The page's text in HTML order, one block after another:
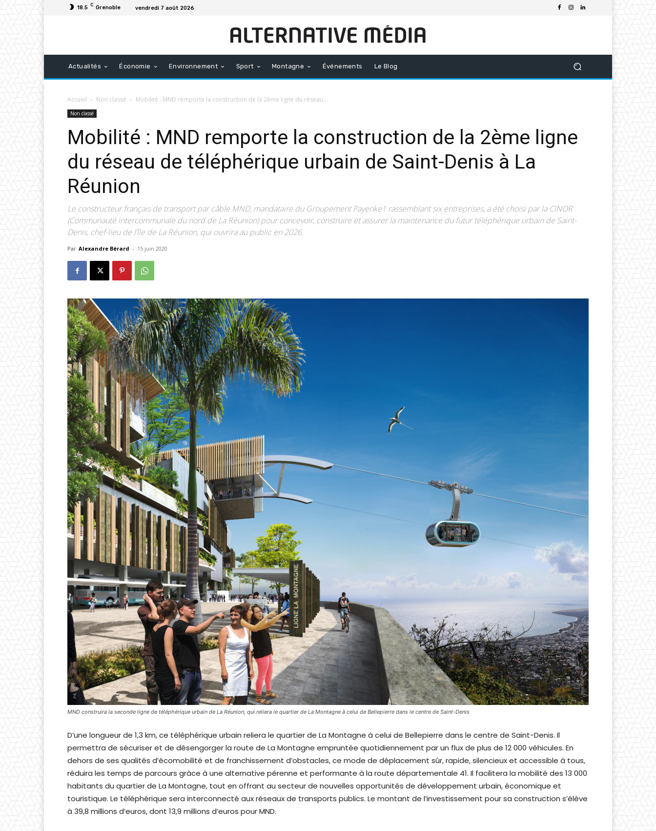
18.5 C Grenoble vendredi 7 août 2026
Actualités Économie Environnement Sport Montagne Événements Le Blog
Accueil Non classé Mobilité : MND remporte la construction de la 2ème ligne du réseau...
Non classé
Mobilité : MND remporte la construction de la 2ème ligne
du réseau de téléphérique urbain de Saint-Denis à La
Réunion
Le constructeur français de transport par câble MND, mandataire du Groupement Payenke1 rassemblant six entreprises, a été choisi par la CINOR
(Communauté intercommunale du nord de La Réunion) pour concevoir, construire et assurer la maintenance du futur téléphérique urbain de Saint-
Denis, chef-lieu de l’île de La Réunion, qui ouvrira au public en 2026.
Par Alexandre Bérard - 15 juin 2020
MND construira la seconde ligne de téléphérique urbain de La Réunion, qui reliera le quartier de La Montagne à celui de Bellepierre dans le centre de Saint-Denis
D’une longueur de 1,3 km, ce téléphérique urbain reliera le quartier de La Montagne à celui de Bellepierre dans le centre de Saint-Denis. Il
permettra de sécuriser et de désengorger la route de La Montagne empruntée quotidiennement par un flux de plus de 12 000 véhicules. En
dehors de ses qualités d’écomobilité et de franchissement d’obstacles, ce mode de déplacement sûr, rapide, silencieux et accessible à tous,
réduira les temps de parcours grâce à une alternative pérenne et performante à la route départementale 41. Il facilitera la mobilité des 13 000
habitants du quartier de La Montagne, tout en offrant au secteur de nouvelles opportunités de développement urbain, économique et
touristique. Le téléphérique sera interconnecté aux réseaux de transports publics. Le montant de l’investissement pour sa construction s’élève
à 39,8 millions d’euros, dont 13,9 millions d’euros pour MND.